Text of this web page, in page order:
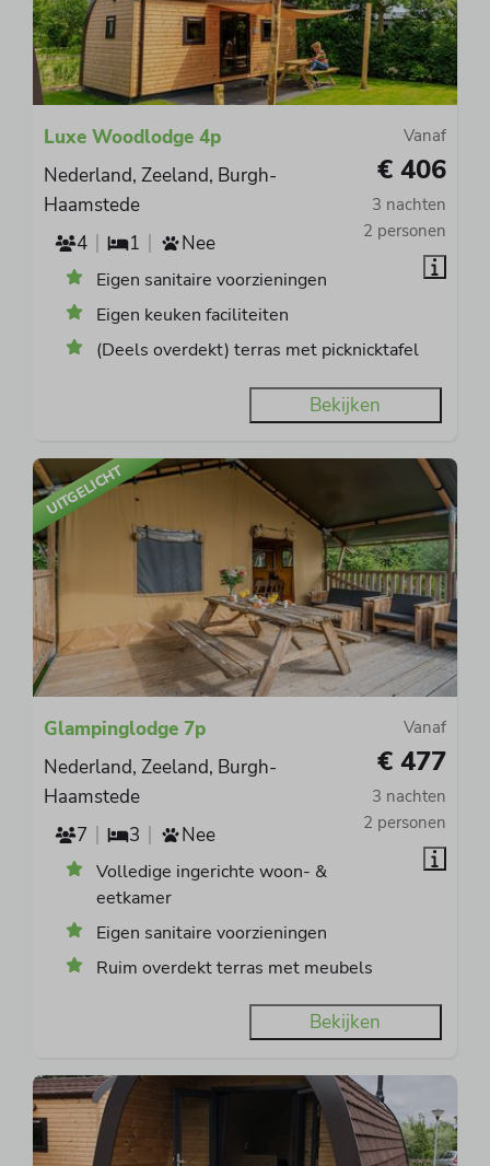
Vanaf
€ 406
3 nachten
2 personen
Luxe Woodlodge 4p
Nederland, Zeeland, Burgh-
Haamstede
4
1 Nee
Eigen sanitaire voorzieningen
Eigen keuken faciliteiten
(Deels overdekt) terras met picknicktafel
Bekijken
UITGELICHT
Vanaf
€ 477
3 nachten
2 personen
Glampinglodge 7p
Nederland, Zeeland, Burgh-
Haamstede
7
3 Nee
Volledige ingerichte woon- &
eetkamer
Eigen sanitaire voorzieningen
Ruim overdekt terras met meubels
Bekijken